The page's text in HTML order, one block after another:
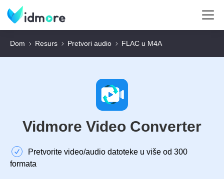
Dom Resurs Pretvori audio FLAC u M4A
Vidmore Video Converter
Pretvorite video/audio datoteke u više od 300
formata